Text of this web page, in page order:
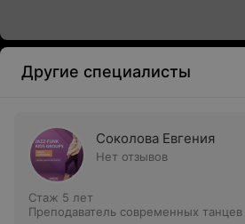
Другие специалисты
Соколова Евгения
Нет отзывов
Стаж 5 лет
Преподаватель современных танцев